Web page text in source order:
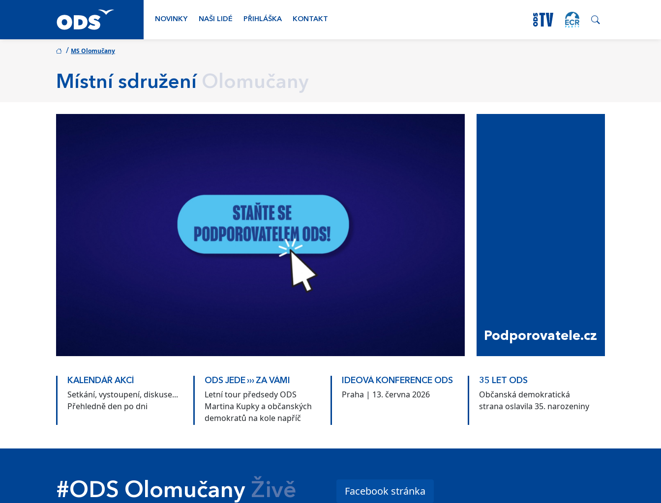
NOVINKY NAŠI LIDÉ PŘIHLÁŠKA KONTAKT
/ MS Olomučany
Místní sdružení Olomučany
Podporovatele.cz
KALENDÁŘ AKCÍ
Setkání, vystoupení, diskuse...
Přehledně den po dni
ODS JEDE ››› ZA VÁMI
Letní tour předsedy ODS
Martina Kupky a občanských
demokratů na kole napříč
IDEOVÁ KONFERENCE ODS
Praha | 13. června 2026
35 LET ODS
Občanská demokratická
strana oslavila 35. narozeniny
#ODS Olomučany Živě Facebook stránka